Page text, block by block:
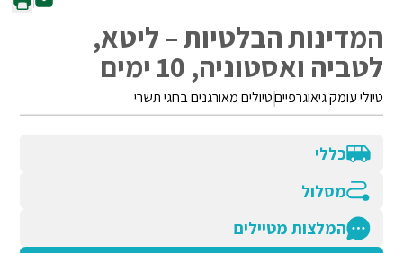
המדינות הבלטיות – ליטא,
לטביה ואסטוניה, 10 ימים
טיולי עומק גיאוגרפייםטיולים מאורגנים בחגי תשרי
כללי
מסלול
המלצות מטיילים